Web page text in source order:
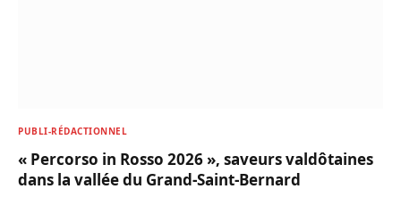
PUBLI-RÉDACTIONNEL
« Percorso in Rosso 2026 », saveurs valdôtaines
dans la vallée du Grand-Saint-Bernard